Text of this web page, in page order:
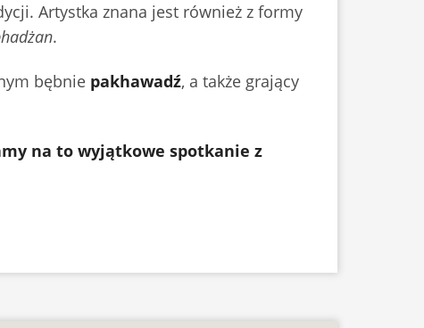
Artystka znana jest również z formy
.
bębnie pakhawadź, a także grający
na to wyjątkowe spotkanie z